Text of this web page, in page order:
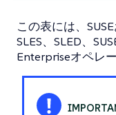
この表には、
SLES、SLED、
Enterpriseオペレ